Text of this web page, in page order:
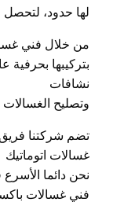
لها حدود، لتحصل
من خلال فني
بتركيبها
نشافات
وتصليح
تضم شركتنا
غسالات اتوماتيك
نحن دائما
فني غسالات